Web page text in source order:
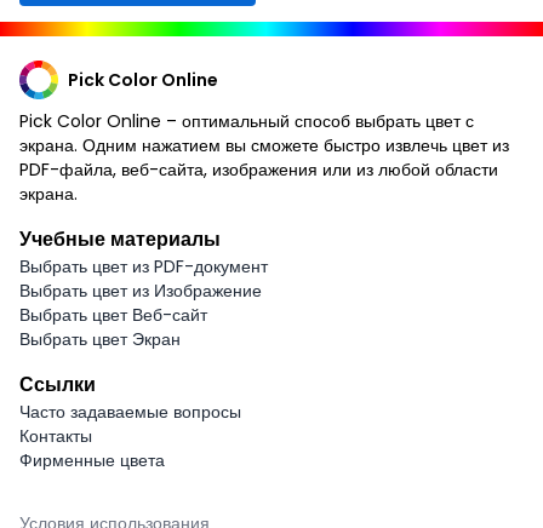
Pick Color Online
Pick Color Online – оптимальный способ выбрать цвет с
экрана. Одним нажатием вы сможете быстро извлечь цвет из
PDF-файла, веб-сайта, изображения или из любой области
экрана.
Учебные материалы
Выбрать цвет из PDF-документ
Выбрать цвет из Изображение
Выбрать цвет Веб-сайт
Выбрать цвет Экран
Ссылки
Часто задаваемые вопросы
Контакты
Фирменные цвета
Условия использования